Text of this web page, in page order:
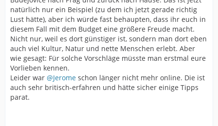
natürlich nur ein Beispiel (zu dem ich jetzt gerade richtig
Lust hätte), aber ich würde fast behaupten, dass ihr euch in
diesem Fall mit dem Budget eine größere Freude macht.
Nicht nur, weil es dort günstiger ist, sondern man dort eben
auch viel Kultur, Natur und nette Menschen erlebt. Aber
wie gesagt: Für solche Vorschläge müsste man erstmal eure
Vorlieben kennen.
Leider war @Jerome schon länger nicht mehr online. Die ist
auch sehr britisch-erfahren und hätte sicher einige Tipps
parat.